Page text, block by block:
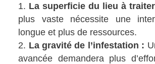
La superficie du lieu à
plus vaste nécessite une
longue et plus de ressources.
La gravité de l’infestation :
avancée demandera plus